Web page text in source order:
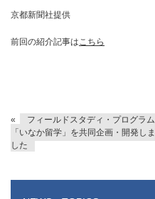
京都新聞社提供
前回の紹介記事はこちら
«
フィールドスタディ・プログラム
「いなか留学」を共同企画・開発しま
した